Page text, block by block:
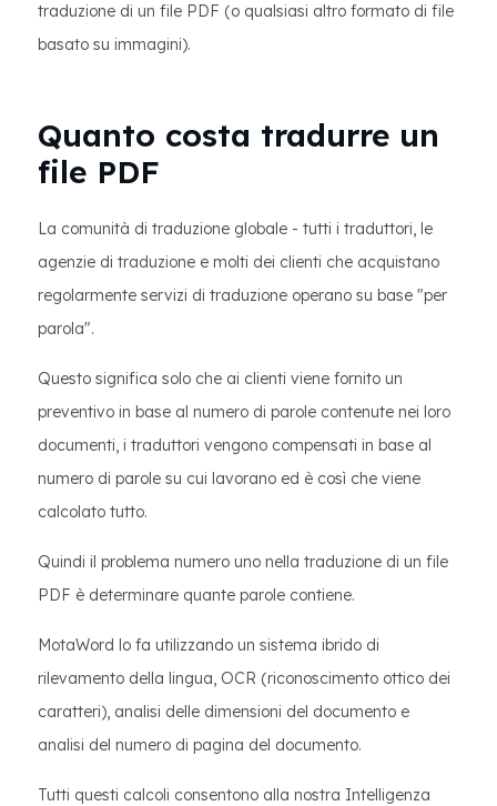
traduzione di un file PDF (o qualsiasi altro formato di file
basato su immagini).
Quanto costa tradurre un
file PDF
La comunità di traduzione globale - tutti i traduttori, le
agenzie di traduzione e molti dei clienti che acquistano
regolarmente servizi di traduzione operano su base "per
parola".
Questo significa solo che ai clienti viene fornito un
preventivo in base al numero di parole contenute nei loro
documenti, i traduttori vengono compensati in base al
numero di parole su cui lavorano ed è così che viene
calcolato tutto.
Quindi il problema numero uno nella traduzione di un file
PDF è determinare quante parole contiene.
MotaWord lo fa utilizzando un sistema ibrido di
rilevamento della lingua, OCR (riconoscimento ottico dei
caratteri), analisi delle dimensioni del documento e
analisi del numero di pagina del documento.
Tutti questi calcoli consentono alla nostra Intelligenza